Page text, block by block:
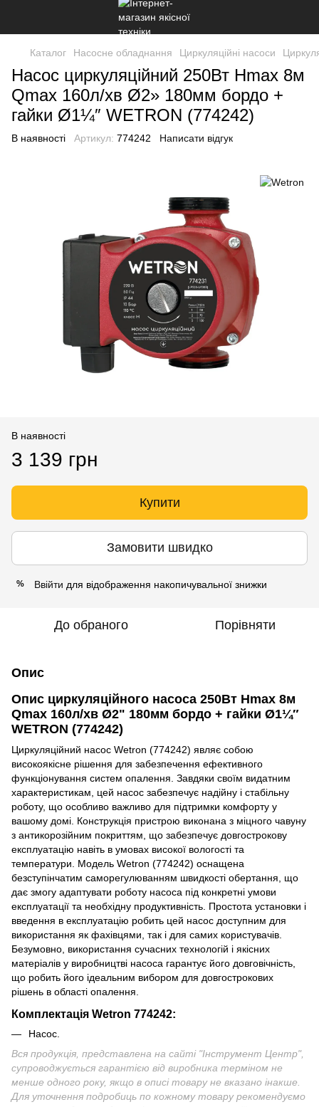
Каталог Насосне обладнання Циркуляційні насоси
Насос циркуляційний 250Вт Hmax 8м
Qmax 160л/хв Ø2» 180мм бордо +
гайки Ø1¼″ WETRON (774242)
В наявності Артикул: 774242 Написати відгук
В наявності
3 139 грн
Купити
Замовити швидко
% Ввійти для відображення накопичувальної знижки
До обраного Порівняти
Опис
Опис циркуляційного насоса 250Вт Hmax 8м
Qmax 160л/хв Ø2" 180мм бордо + гайки Ø1¼″
WETRON (774242)
Циркуляційний насос Wetron (774242) являє собою
високоякісне рішення для забезпечення ефективного
функціонування систем опалення. Завдяки своїм видатним
характеристикам, цей насос забезпечує надійну і стабільну
роботу, що особливо важливо для підтримки комфорту у
вашому домі. Конструкція пристрою виконана з міцного чавуну
з антикорозійним покриттям, що забезпечує довгострокову
експлуатацію навіть в умовах високої вологості та
температури. Модель Wetron (774242) оснащена
безступінчатим саморегулюванням швидкості обертання, що
дає змогу адаптувати роботу насоса під конкретні умови
експлуатації та необхідну продуктивність. Простота установки і
введення в експлуатацію робить цей насос доступним для
використання як фахівцями, так і для самих користувачів.
Безумовно, використання сучасних технологій і якісних
матеріалів у виробництві насоса гарантує його довговічність,
що робить його ідеальним вибором для довгострокових
рішень в області опалення.
Комплектація Wetron 774242:
Насос.
Вся продукція, представлена на сайті "Інструмент Центр",
супроводжується гарантією від виробника терміном не
менше одного року, якщо в описі товару не вказано інакше.
Для уточнення подробиць по кожному товару рекомендуємо